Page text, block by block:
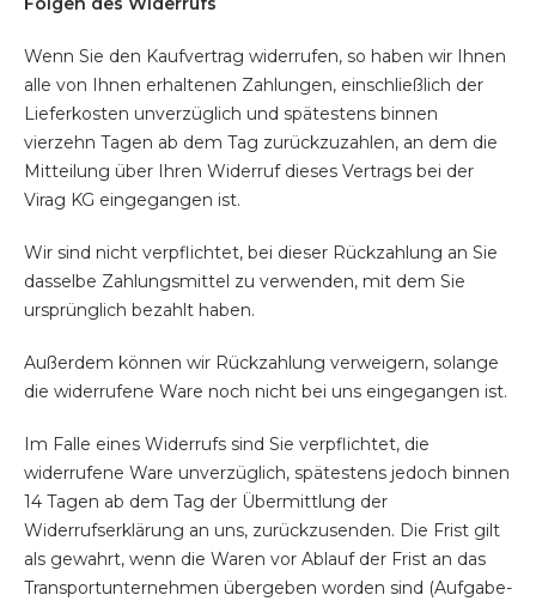
Wenn Sie den Kaufvertrag widerrufen, so haben wir Ihnen
alle von Ihnen erhaltenen Zahlungen, einschließlich der
Lieferkosten unverzüglich und spätestens binnen
vierzehn Tagen ab dem Tag zurückzuzahlen, an dem die
Mitteilung über Ihren Widerruf dieses Vertrags bei der
Virag KG eingegangen ist.
Wir sind nicht verpflichtet, bei dieser Rückzahlung an Sie
dasselbe Zahlungsmittel zu verwenden, mit dem Sie
ursprünglich bezahlt haben.
Außerdem können wir Rückzahlung verweigern, solange
die widerrufene Ware noch nicht bei uns eingegangen ist.
Im Falle eines Widerrufs sind Sie verpflichtet, die
widerrufene Ware unverzüglich, spätestens jedoch binnen
14 Tagen ab dem Tag der Übermittlung der
Widerrufserklärung an uns, zurückzusenden. Die Frist gilt
als gewahrt, wenn die Waren vor Ablauf der Frist an das
Transportunternehmen übergeben worden sind (Aufgabe-